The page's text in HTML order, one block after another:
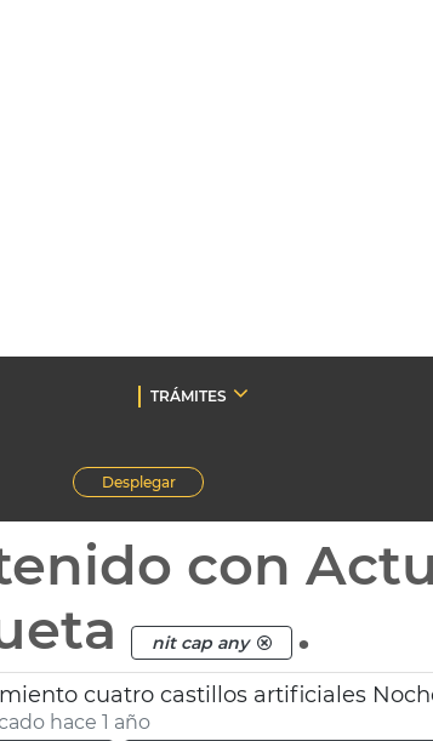
TRÁMITES
Desplegar
con
nit cap any .
cuatro castillos artificiales
hace 1 año